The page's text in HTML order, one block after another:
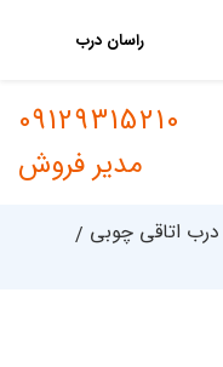
راسان درب
09129315210
مدیر فروش
درب اتاقی چوبی